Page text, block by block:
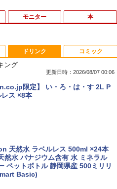
10倍 中古パソコン デスクトッ
ン Windows 11【Office付】
11 Pro 64Bit搭載】DELL O
リーズ Core i5搭載/4G/新品SS
DVD-ROM/送料無料【オプショ
】
リーでポイント100％還元のチ
GMKtec ミニpc G3 Pro Intel C
16GB DDR4 64GBまで増
SSD M.2 2242 最大8TB Wind
モニター 本
品】2027年度カレンダー ミニミ
り 米津祐介 C-1776-YZ グリー
ライフ 大人 かわいい インテリ
ト 令和9年 おしゃれ イラスト
ズ 手のひらサイズ
戸潤 ]
P40i オフホワイト
P31i ブラック
feat. Flo Milli, ATL Jacob
feat. Flo Milli, ATL Jacob
ドリンク
ング
更新日時：2026/08/07 00:06
限定】 い・ろ・は・す 2L P
ス ×8本
天然水 ラベルレス 500ml ×24本
然水 バナジウム含有 水 ミネラル
ペットボトル 静岡県産 500ミリリ
Basic)
コミック